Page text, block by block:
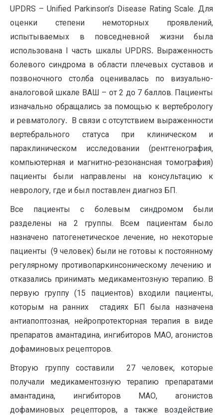
UPDRS – Unified Parkinson’s Disease Rating Scale. Для
оценки степени немоторных проявлений,
испытываемых в повседневной жизни была
использована I часть шкалы UPDRS. Выраженность
болевого синдрома в области плечевых суставов и
позвоночного столба оценивалась по визуально-
аналоговой шкале ВАШ – от 2 до 7 баллов. Пациенты
изначально обращались за помощью к вертебрологу
и ревматологу. В связи с отсутствием выраженности
вертебрального статуса при клиническом и
параклиническом исследовании (рентгенография,
компьютерная и магнитно-резонансная томография)
пациенты были направлены на консультацию к
неврологу, где и был поставлен диагноз БП.
Все пациенты с болевым синдромом были
разделены на 2 группы. Всем пациентам было
назначено патогенетическое лечение, но некоторые
пациенты (9 человек) были не готовы к постоянному
регулярному противопаркинсоническому лечению и
отказались принимать медикаментозную терапию. В
первую группу (15 пациентов) входили пациенты,
которым на ранних стадиях БП была назначена
антиапоптозная, нейропротекторная терапия в виде
препаратов амантадина, ингибиторов МАО, агонистов
дофаминовых рецепторов.
Вторую группу составили 27 человек, которые
получали медикаментозную терапию препаратами
амантадина, ингибиторов МАО, агонистов
дофаминовых рецепторов, а также воздействие